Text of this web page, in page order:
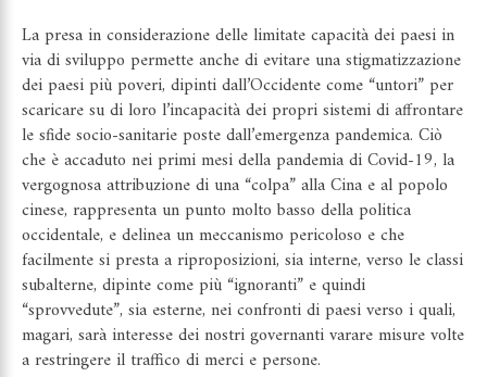
La presa in considerazione delle limitate capacità dei paesi in
via di sviluppo permette anche di evitare una stigmatizzazione
dei paesi più poveri, dipinti dall’Occidente come “untori” per
scaricare su di loro l’incapacità dei propri sistemi di affrontare
le sfide socio-sanitarie poste dall’emergenza pandemica. Ciò
che è accaduto nei primi mesi della pandemia di Covid-19, la
vergognosa attribuzione di una “colpa” alla Cina e al popolo
cinese, rappresenta un punto molto basso della politica
occidentale, e delinea un meccanismo pericoloso e che
facilmente si presta a riproposizioni, sia interne, verso le classi
subalterne, dipinte come più “ignoranti” e quindi
“sprovvedute”, sia esterne, nei confronti di paesi verso i quali,
magari, sarà interesse dei nostri governanti varare misure volte
a restringere il traffico di merci e persone.